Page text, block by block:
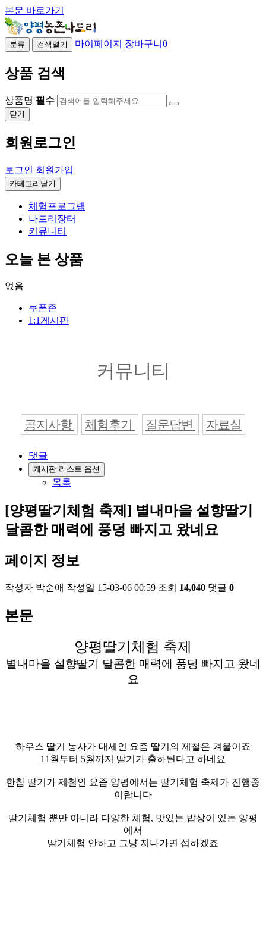
본문 바로가기
분류 검색열기 마이페이지 장바구니 0
상품 검색
상품명 필수
닫기
회원로그인
로그인 회원가입
카테고리닫기
체험프로그램
나드리장터
커뮤니티
오늘 본 상품
없음
쿠폰존
1:1게시판
커뮤니티
공지사항 체험후기 질문답변 자료실
댓글
게시판 리스트 옵션
목록
[양평딸기체험 축제] 별내마을 설향딸기
달콤한 매력에 풍덩 빠지고 왔네요
페이지 정보
작성자 박순애 작성일 15-03-06 00:59 조회 14,040 댓글 0
본문
양평딸기체험 축제
별내마을 설향딸기 달콤한 매력에 풍덩 빠지고 왔네
요
하우스 딸기 농사가 대세인 요즘 딸기의 제철은 겨울이죠
11월부터 5월까지 딸기가 출하된다고 하네요
한참 딸기가 제철인 요즘 양평에서는 딸기체험 축제가 진행중
이랍니다
딸기체험 뿐만 아니라 다양한 체험, 맛있는 밥상이 있는 양평
에서
딸기체험 안하고 그냥 지나가면 섭하겠죠